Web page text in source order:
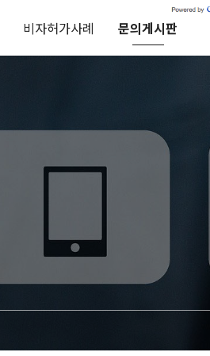
비자허가사례 문의게시판